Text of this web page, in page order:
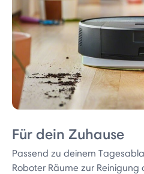
Für dein Zuhause
Passend zu deinem
Roboter Räume zur